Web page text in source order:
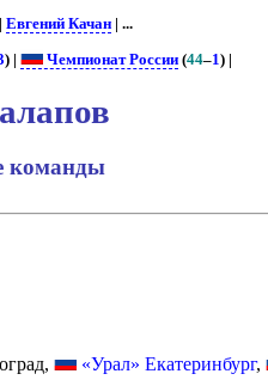
|Евгений Качан | ...
) | Чемпионат России (44–1) |
команды
«Урал» Екатеринбург,